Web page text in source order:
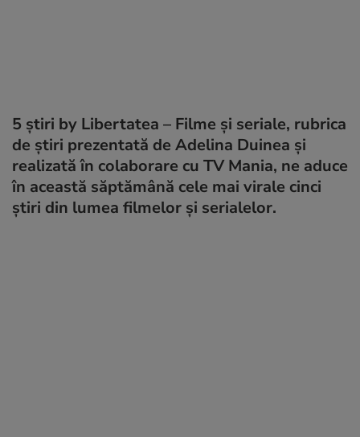
5 știri by Libertatea – Filme și seriale, rubrica
de știri prezentată de Adelina Duinea și
realizată în colaborare cu TV Mania, ne aduce
în această săptămână cele mai virale cinci
știri din lumea filmelor și serialelor.